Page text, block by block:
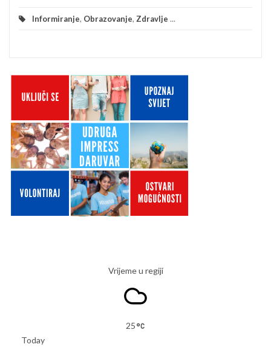
Informiranje, Obrazovanje, Zdravlje ...
Vrijeme u regiji
25
Today